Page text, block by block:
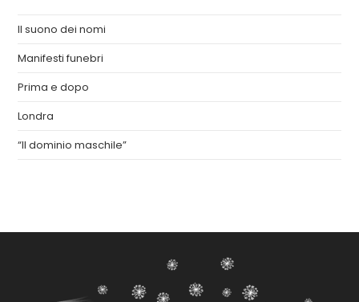
Il suono dei nomi
Manifesti funebri
Prima e dopo
Londra
“Il dominio maschile”